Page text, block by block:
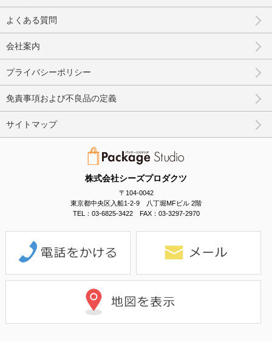
株式会社シーズプロダクツ
〒104-0042
東京都中央区入船1-2-9 八丁堀MFビル 2階
TEL：03-6825-3422 FAX：03-3297-2970
よくある質問
会社案内
プライバシーポリシー
免責事項および不良品の定義
サイトマップ